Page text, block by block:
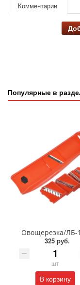
Комментарии
Популярные в
Овощерезка/ЛБ-
325 руб.
шт
В корзину